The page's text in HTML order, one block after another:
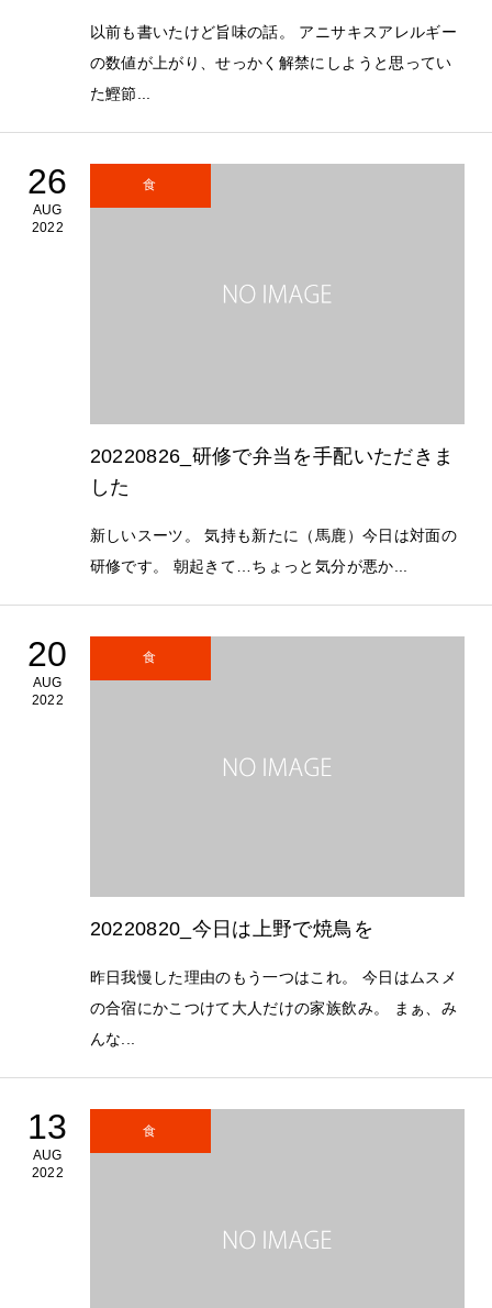
以前も書いたけど旨味の話。 アニサキスアレルギー
の数値が上がり、せっかく解禁にしようと思ってい
た鰹節...
26
AUG
2022
食
20220826_研修で弁当を手配いただきま
した
新しいスーツ。 気持も新たに（馬鹿）今日は対面の
研修です。 朝起きて…ちょっと気分が悪か...
20
AUG
2022
食
20220820_今日は上野で焼鳥を
昨日我慢した理由のもう一つはこれ。 今日はムスメ
の合宿にかこつけて大人だけの家族飲み。 まぁ、み
んな...
13
AUG
2022
食